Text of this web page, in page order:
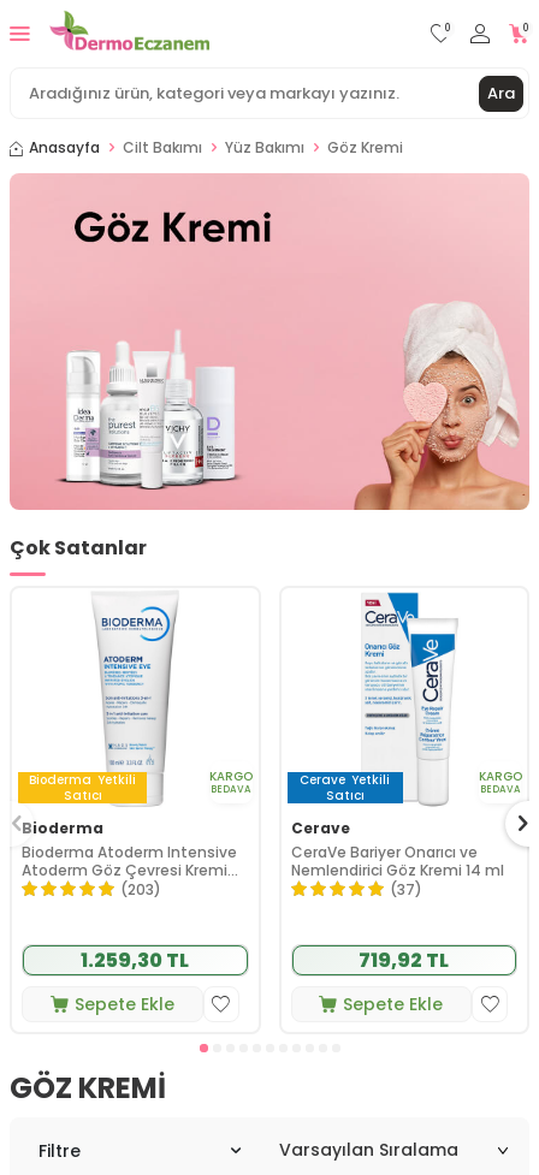
Ara
0 0
Anasayfa Cilt Bakımı Yüz Bakımı Göz Kremi
Çok Satanlar
Bioderma Yetkili
Satıcı
KARGO
BEDAVA
Bioderma
Bioderma Atoderm Intensive
Atoderm Göz Çevresi Kremi
ve Temizleyici 100 ml
(203)
1.259,30 TL
Sepete Ekle
Cerave Yetkili
Satıcı
KARGO
BEDAVA
Cerave
CeraVe Bariyer Onarıcı ve
Nemlendirici Göz Kremi 14 ml
(37)
719,92 TL
Sepete Ekle
GÖZ KREMI
Filtre